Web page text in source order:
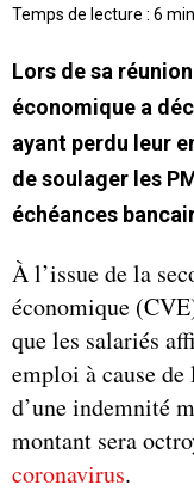
Temps de lecture : 6
Lors de sa
économique a
ayant perdu leur
de soulager les
échéances
À l’issue de la
économique
que les salariés
emploi à cause
d’une indemnité
montant sera
coronavirus.